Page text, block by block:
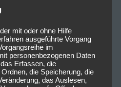
mit oder ohne Hilfe
ausgeführte Vorgang
im
personenbezogenen Daten
Erfassen, die
die Speicherung, die
das Auslesen,